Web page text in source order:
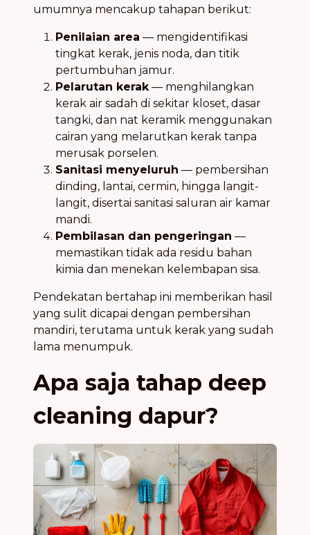
umumnya mencakup tahapan berikut:
Penilaian area — mengidentifikasi
tingkat kerak, jenis noda, dan titik
pertumbuhan jamur.
Pelarutan kerak — menghilangkan
kerak air sadah di sekitar kloset, dasar
tangki, dan nat keramik menggunakan
cairan yang melarutkan kerak tanpa
merusak porselen.
Sanitasi menyeluruh — pembersihan
dinding, lantai, cermin, hingga langit-
langit, disertai sanitasi saluran air kamar
mandi.
Pembilasan dan pengeringan —
memastikan tidak ada residu bahan
kimia dan menekan kelembapan sisa.
Pendekatan bertahap ini memberikan hasil
yang sulit dicapai dengan pembersihan
mandiri, terutama untuk kerak yang sudah
lama menumpuk.
Apa saja tahap deep
cleaning dapur?